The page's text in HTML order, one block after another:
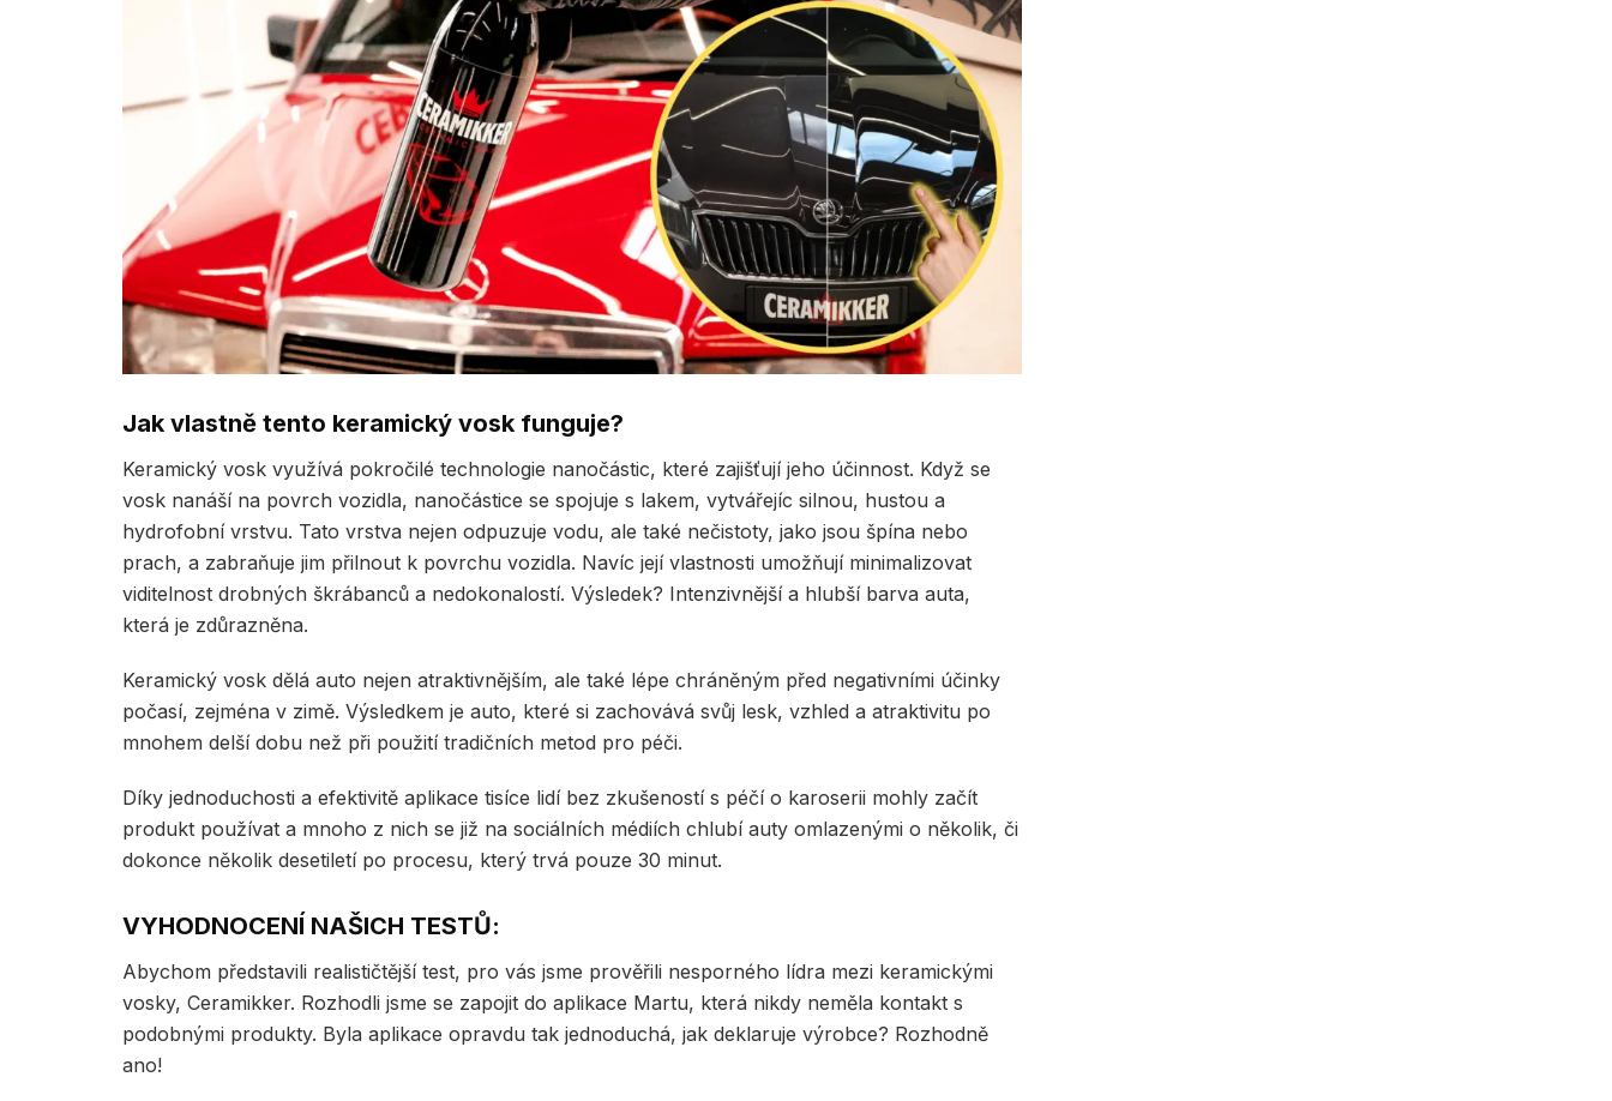
Jak vlastně tento keramický vosk funguje?
Keramický vosk využívá pokročilé technologie nanočástic, které zajišťují jeho účinnost. Když se
vosk nanáší na povrch vozidla, nanočástice se spojuje s lakem, vytvářejíc silnou, hustou a
hydrofobní vrstvu. Tato vrstva nejen odpuzuje vodu, ale také nečistoty, jako jsou špína nebo
prach, a zabraňuje jim přilnout k povrchu vozidla. Navíc její vlastnosti umožňují minimalizovat
viditelnost drobných škrábanců a nedokonalostí. Výsledek? Intenzivnější a hlubší barva auta,
která je zdůrazněna.
Keramický vosk dělá auto nejen atraktivnějším, ale také lépe chráněným před negativními účinky
počasí, zejména v zimě. Výsledkem je auto, které si zachovává svůj lesk, vzhled a atraktivitu po
mnohem delší dobu než při použití tradičních metod pro péči.
Díky jednoduchosti a efektivitě aplikace tisíce lidí bez zkušeností s péčí o karoserii mohly začít
produkt používat a mnoho z nich se již na sociálních médiích chlubí auty omlazenými o několik, či
dokonce několik desetiletí po procesu, který trvá pouze 30 minut.
VYHODNOCENÍ NAŠICH TESTŮ:
Abychom představili realističtější test, pro vás jsme prověřili nesporného lídra mezi keramickými
vosky, Ceramikker. Rozhodli jsme se zapojit do aplikace Martu, která nikdy neměla kontakt s
podobnými produkty. Byla aplikace opravdu tak jednoduchá, jak deklaruje výrobce? Rozhodně
ano!